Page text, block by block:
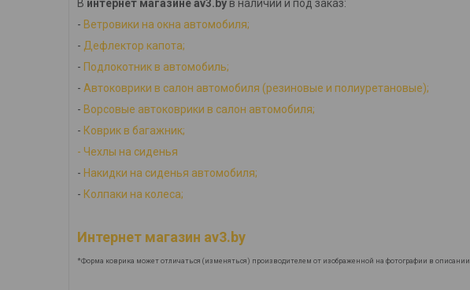
В интернет магазине av3.by в наличии и под заказ:
- Ветровики на окна автомобиля;
- Дефлектор капота;
- Подлокотник в автомобиль;
- Автоковрики в салон автомобиля (резиновые и полиуретановые);
- Ворсовые автоковрики в салон автомобиля;
- Коврик в багажник;
- Чехлы на сиденья
- Накидки на сиденья автомобиля;
- Колпаки на колеса;
Интернет магазин av3.by
*Форма коврика может отличаться (изменяться) производителем от изображенной на фотографии в описании.